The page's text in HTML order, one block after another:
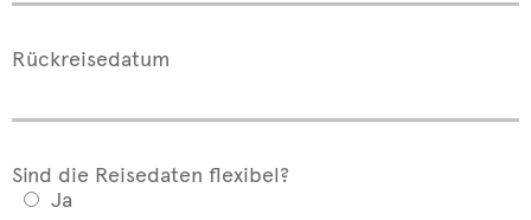
Rückreisedatum
Sind die Reisedaten flexibel?
Ja